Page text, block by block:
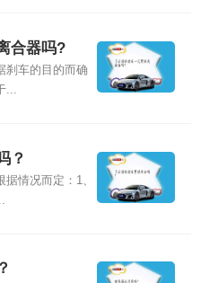
合器吗?
刹车的目的而确
...
？
情况而定：1、